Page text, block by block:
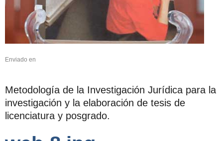
Enviado en
Metodología de la Investigación Jurídica para la
investigación y la elaboración de tesis de
licenciatura y posgrado.